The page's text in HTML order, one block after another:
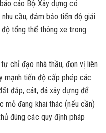
cáo Bộ Xây dựng có
cầu, đảm bảo tiến độ giải
tổng thể thông xe trong
chỉ đạo nhà thầu, đơn vị liên
mạnh tiến độ cấp phép các
đắp, cát, đá xây dựng để
mỏ đang khai thác (nếu cần)
đúng các quy định pháp